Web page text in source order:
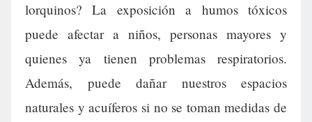
lorquinos? La exposición a humos tóxicos
puede afectar a niños, personas mayores y
quienes ya tienen problemas respiratorios.
Además, puede dañar nuestros espacios
naturales y acuíferos si no se toman medidas de